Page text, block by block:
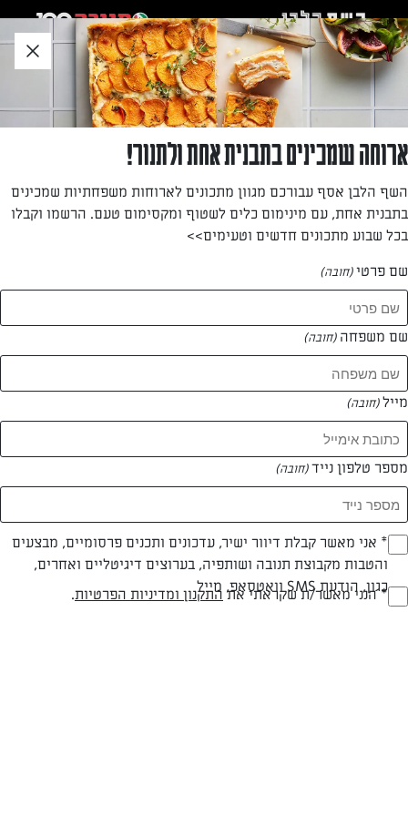
לאזור
תוכן
תחתון
דן מלמוד
—
המתכונים של דן מלמוד
0 מתכונים
המאמרים של דן מלמוד
0 מאמרים
ארוחה שמכינים בתבנית אחת ולתנור!
השף הלבן אסף עבורכם מגוון מתכונים לארוחות משפחתיות שמכינים
בתבנית אחת, עם מינימום כלים לשטוף ומקסימום טעם. הרשמו וקבלו
בכל שבוע מתכונים חדשים וטעימים>>
שם פרטי(חובה)
שם משפחה (חובה)
מייל(חובה)
מספר טלפון נייד(חובה)
(חובה)* אני מאשר קבלת דיוור ישיר, עדכונים ותכנים פרסומיים, מבצעים
והטבות מקבוצת תנובה ושותפיה, בערוצים דיגיטליים ואחרים,
כגון, הודעת SMS וואטסאפ, מייל(חובה)* הנני מאשר/ת שקראתי את התקנון ומדיניות הפרטיות.